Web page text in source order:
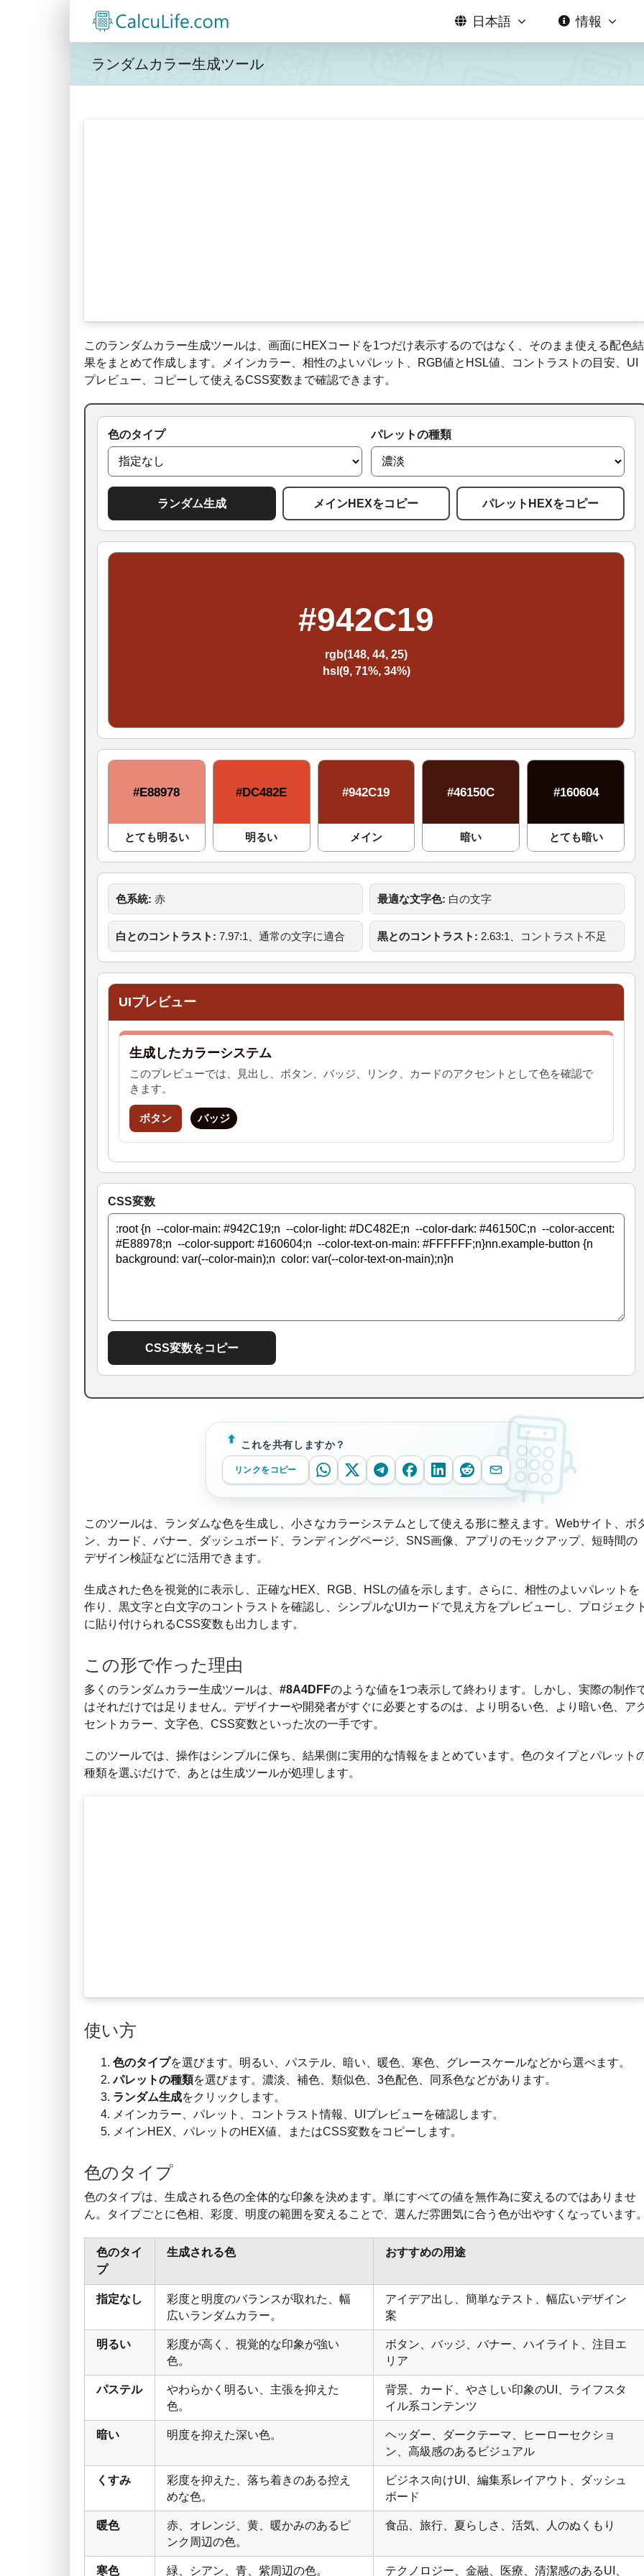
日本語 情報
ランダムカラー生成ツール
このランダムカラー生成ツールは、画面にHEXコードを1つだけ表示するのではなく、そのまま使える配色結
果をまとめて作成します。メインカラー、相性のよいパレット、RGB値とHSL値、コントラストの目安、UI
プレビュー、コピーして使えるCSS変数まで確認できます。
色のタイプ パレットの種類
ランダム生成 メインHEXをコピー パレットHEXをコピー
#942C19
rgb(148, 44, 25)
hsl(9, 71%, 34%)
#E88978
とても明るい
#DC482E
明るい
#942C19
メイン
#46150C
暗い
#160604
とても暗い
色系統: 赤 最適な文字色: 白の文字
白とのコントラスト: 7.97:1、通常の文字に適合 黒とのコントラスト: 2.63:1、コントラスト不足
UIプレビュー
生成したカラーシステム
このプレビューでは、見出し、ボタン、バッジ、リンク、カードのアクセントとして色を確認で
きます。
ボタン バッジ
CSS変数
CSS変数をコピー
これを共有しますか？
リンクをコピー
このツールは、ランダムな色を生成し、小さなカラーシステムとして使える形に整えます。Webサイト、ボ
ン、カード、バナー、ダッシュボード、ランディングページ、SNS画像、アプリのモックアップ、短時間の
デザイン検証などに活用できます。
生成された色を視覚的に表示し、正確なHEX、RGB、HSLの値を示します。さらに、相性のよいパレットを
作り、黒文字と白文字のコントラストを確認し、シンプルなUIカードで見え方をプレビューし、プロジェク
に貼り付けられるCSS変数も出力します。
この形で作った理由
多くのランダムカラー生成ツールは、 #8A4DFFのような値を1つ表示して終わります。しかし、実際の制作
はそれだけでは足りません。デザイナーや開発者がすぐに必要とするのは、より明るい色、より暗い色、ア
セントカラー、文字色、CSS変数といった次の一手です。
このツールでは、操作はシンプルに保ち、結果側に実用的な情報をまとめています。色のタイプとパレット
種類を選ぶだけで、あとは生成ツールが処理します。
使い方
色のタイプを選びます。明るい、パステル、暗い、暖色、寒色、グレースケールなどから選べます。
パレットの種類を選びます。濃淡、補色、類似色、3色配色、同系色などがあります。
ランダム生成をクリックします。
メインカラー、パレット、コントラスト情報、UIプレビューを確認します。
メインHEX、パレットのHEX値、またはCSS変数をコピーします。
色のタイプ
色のタイプは、生成される色の全体的な印象を決めます。単にすべての値を無作為に変えるのではありませ
ん。タイプごとに色相、彩度、明度の範囲を変えることで、選んだ雰囲気に合う色が出やすくなっています
色のタイ
プ
生成される色 おすすめの用途
指定なし
彩度と明度のバランスが取れた、幅
広いランダムカラー。
アイデア出し、簡単なテスト、幅広いデザイン
案
明るい
彩度が高く、視覚的な印象が強い
色。
ボタン、バッジ、バナー、ハイライト、注目エ
リア
パステル
やわらかく明るい、主張を抑えた
色。
背景、カード、やさしい印象のUI、ライフスタ
イル系コンテンツ
暗い 明度を抑えた深い色。
ヘッダー、ダークテーマ、ヒーローセクショ
ン、高級感のあるビジュアル
くすみ
彩度を抑えた、落ち着きのある控え
めな色。
ビジネス向けUI、編集系レイアウト、ダッシュ
ボード
暖色
赤、オレンジ、黄、暖かみのあるピ
ンク周辺の色。
食品、旅行、夏らしさ、活気、人のぬくもり
寒色 緑、シアン、青、紫周辺の色。 テクノロジー、金融、医療、清潔感のあるUI、